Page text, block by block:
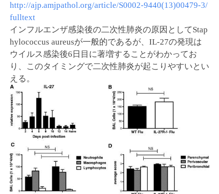
http://ajp.amjpathol.org/article/S0002-9440(13)00479-3/
fulltext
インフルエンザ感染後の二次性肺炎の原因としてStap
hylococcus aureusが一般的であるが、IL-27の発現は
ウイルス感染後6日目に著増することがわかってお
り、このタイミングで二次性肺炎が起こりやすいとい
える。